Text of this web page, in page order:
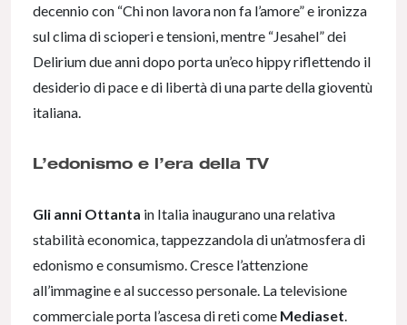
decennio con “Chi non lavora non fa l’amore” e ironizza
sul clima di scioperi e tensioni, mentre “Jesahel” dei
Delirium due anni dopo porta un’eco hippy riflettendo il
desiderio di pace e di libertà di una parte della gioventù
italiana.
L’edonismo e l’era della TV
Gli anni Ottanta in Italia inaugurano una relativa
stabilità economica, tappezzandola di un’atmosfera di
edonismo e consumismo. Cresce l’attenzione
all’immagine e al successo personale. La televisione
commerciale porta l’ascesa di reti come Mediaset